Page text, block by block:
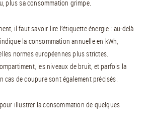
plus sa consommation grimpe.
il faut savoir lire l’étiquette énergie : au-delà
la consommation annuelle en kWh,
normes européennes plus strictes.
les niveaux de bruit, et parfois la
cas de coupure sont également précisés.
illustrer la consommation de quelques